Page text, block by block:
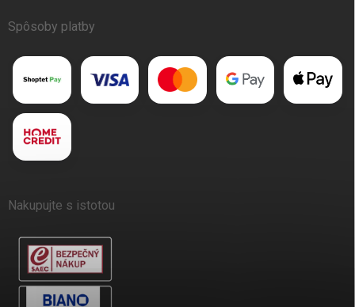
Spôsoby platby
Nakupujte s istotou